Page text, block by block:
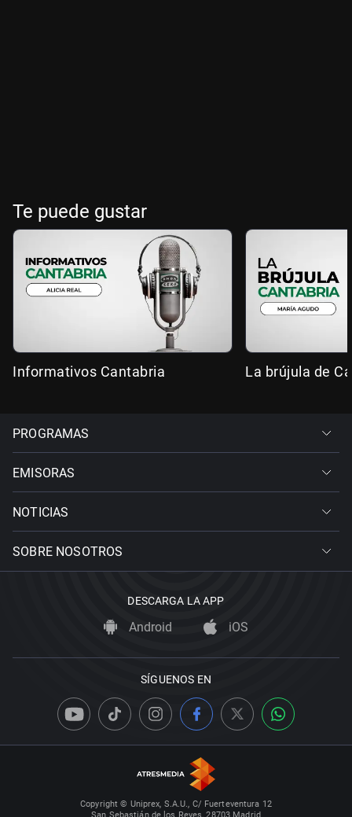
Te puede gustar
Informativos Cantabria La brújula de
PROGRAMAS
EMISORAS
NOTICIAS
SOBRE NOSOTROS
DESCARGA LA APP
Android iOS
SÍGUENOS EN
Copyright © Uniprex, S.A.U., C/ Fuerteventura 12